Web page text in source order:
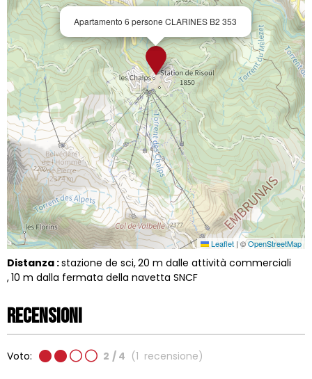
Apartamento 6 persone CLARINES B2 353
Leaflet | ©OpenStreetMap
Distanza :stazione de sci 20 m dalle attività commerciali
10 m dalla fermata della navetta SNCF
Recensioni
Voto: 2 / 4 (1 recensione)